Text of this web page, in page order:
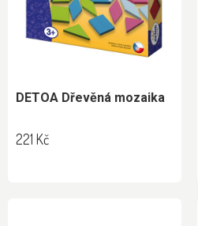
DETOA Dřevěná mozaika
221 Kč